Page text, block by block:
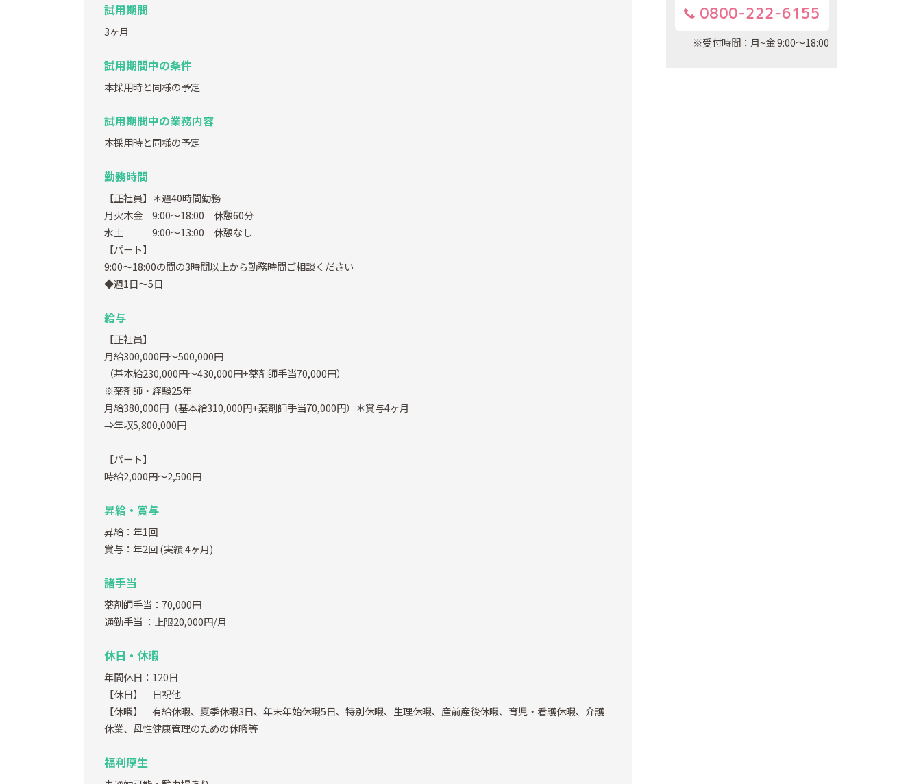
試用期間
3ヶ月
試用期間中の条件
本採用時と同様の予定
試用期間中の業務内容
本採用時と同様の予定
勤務時間
【正社員】＊週40時間勤務
月火木金 9:00～18:00 休憩60分
水土 9:00～13:00 休憩なし
【パート】
9:00～18:00の間の3時間以上から勤務時間ご相談ください
◆週1日～5日
給与
【正社員】
月給300,000円～500,000円
（基本給230,000円～430,000円+薬剤師手当70,000円）
※薬剤師・経験25年
月給380,000円（基本給310,000円+薬剤師手当70,000円）＊賞与4ヶ月
⇒年収5,800,000円
【パート】
時給2,000円～2,500円
昇給・賞与
昇給：年1回
賞与：年2回(実績 4ヶ月)
諸手当
薬剤師手当：70,000円
通勤手当 ：上限20,000円/月
休日・休暇
年間休日：120日
【休日】 日祝他
【休暇】 有給休暇、夏季休暇3日、年末年始休暇5日、特別休暇、生理休暇、産前産後休暇、育児・看護休暇、介護
休業、母性健康管理のための休暇等
福利厚生
0800-222-6155
※受付時間：月~金 9:00～18:00